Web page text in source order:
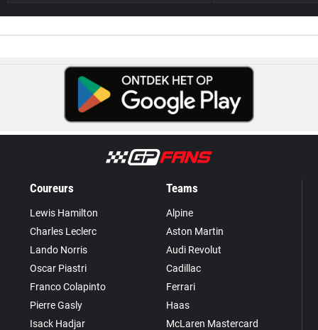
Coureurs
Lewis Hamilton
Charles Leclerc
Lando Norris
Oscar Piastri
Franco Colapinto
Pierre Gasly
Isack Hadjar
Teams
Alpine
Aston Martin
Audi Revolut
Cadillac
Ferrari
Haas
McLaren Mastercard